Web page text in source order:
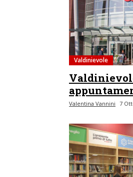
Valdinievole
Valentina Vannini 7